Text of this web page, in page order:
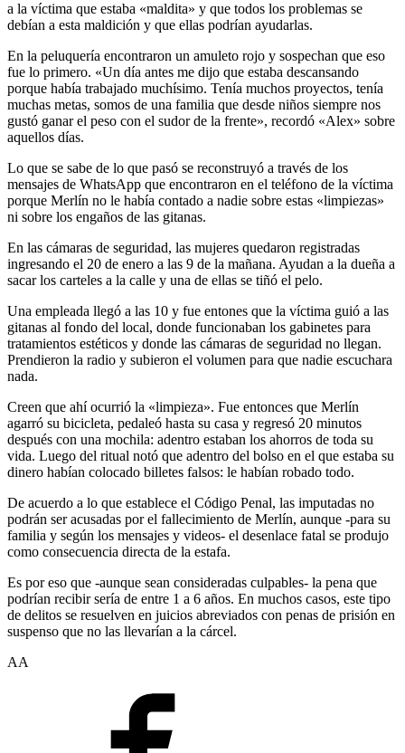
a la víctima que estaba «maldita» y que todos los problemas se
debían a esta maldición y que ellas podrían ayudarlas.
En la peluquería encontraron un amuleto rojo y sospechan que eso
fue lo primero. «Un día antes me dijo que estaba descansando
porque había trabajado muchísimo. Tenía muchos proyectos, tenía
muchas metas, somos de una familia que desde niños siempre nos
gustó ganar el peso con el sudor de la frente», recordó «Alex» sobre
aquellos días.
Lo que se sabe de lo que pasó se reconstruyó a través de los
mensajes de WhatsApp que encontraron en el teléfono de la víctima
porque Merlín no le había contado a nadie sobre estas «limpiezas»
ni sobre los engaños de las gitanas.
En las cámaras de seguridad, las mujeres quedaron registradas
ingresando el 20 de enero a las 9 de la mañana. Ayudan a la dueña a
sacar los carteles a la calle y una de ellas se tiñó el pelo.
Una empleada llegó a las 10 y fue entones que la víctima guió a las
gitanas al fondo del local, donde funcionaban los gabinetes para
tratamientos estéticos y donde las cámaras de seguridad no llegan.
Prendieron la radio y subieron el volumen para que nadie escuchara
nada.
Creen que ahí ocurrió la «limpieza». Fue entonces que Merlín
agarró su bicicleta, pedaleó hasta su casa y regresó 20 minutos
después con una mochila: adentro estaban los ahorros de toda su
vida. Luego del ritual notó que adentro del bolso en el que estaba su
dinero habían colocado billetes falsos: le habían robado todo.
De acuerdo a lo que establece el Código Penal, las imputadas no
podrán ser acusadas por el fallecimiento de Merlín, aunque -para su
familia y según los mensajes y videos- el desenlace fatal se produjo
como consecuencia directa de la estafa.
Es por eso que -aunque sean consideradas culpables- la pena que
podrían recibir sería de entre 1 a 6 años. En muchos casos, este tipo
de delitos se resuelven en juicios abreviados con penas de prisión en
suspenso que no las llevarían a la cárcel.
AA